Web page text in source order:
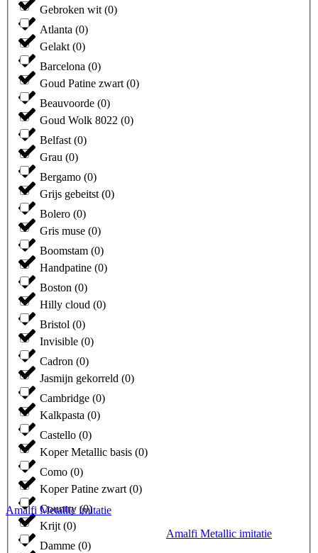
Atlanta (0)
Barcelona (0)
Beauvoorde (0)
Belfast (0)
Bergamo (0)
Bolero (0)
Boomstam (0)
Boston (0)
Bristol (0)
Cadron (0)
Cambridge (0)
Castello (0)
Como (0)
Country(0)
Damme (0)
Gebroken wit (0)
Gelakt (0)
Goud Patine zwart (0)
Goud Wolk 8022 (0)
Grau (0)
Grijs gebeitst (0)
Gris muse (0)
Handpatine (0)
Hilly cloud (0)
Invisible (0)
Jasmijn gekorreld (0)
Kalkpasta (0)
Koper Metallic basis (0)
Koper Patine zwart (0)
Krijt (0)
Amalfi Metallic imitatie
Amalfi Metallic imitatie